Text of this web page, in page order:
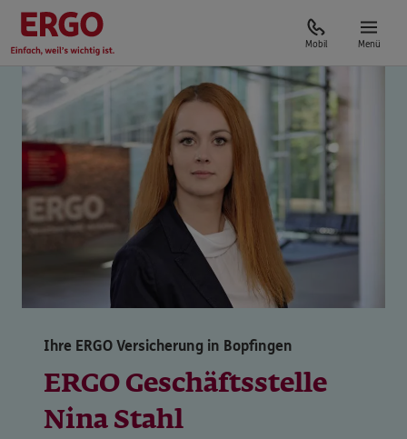
Mobil Menü
Ihre ERGO Versicherung in Bopfingen
ERGO Geschäftsstelle
Nina Stahl